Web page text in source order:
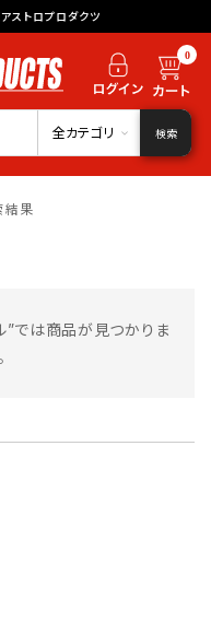
ストロプロダクツ
0
全カテゴリ 検索
結果
では商品が見つかりま